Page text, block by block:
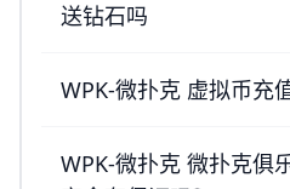
送钻石吗
WPK-微扑克 虚拟币充
WPK-微扑克 微扑克俱